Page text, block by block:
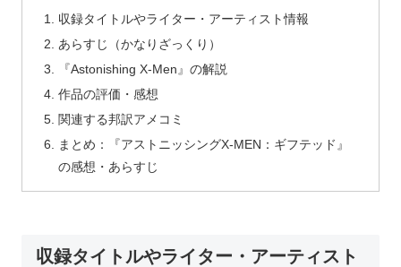
収録タイトルやライター・アーティスト情報
あらすじ（かなりざっくり）
『Astonishing X-Men』の解説
作品の評価・感想
関連する邦訳アメコミ
まとめ：『アストニッシングX-MEN：ギフテッド』
の感想・あらすじ
収録タイトルやライター・アーティスト